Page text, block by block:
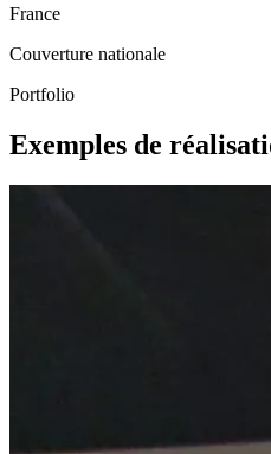
France
Couverture nationale
Portfolio
Exemples de